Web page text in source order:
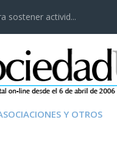
sostener activid...
Y OTROS